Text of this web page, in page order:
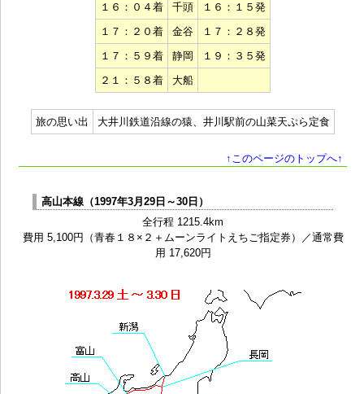
１６：０４着
千頭
１６：１５発
１７：２０着
金谷
１７：２８発
１７：５９着
静岡
１９：３５発
２１：５８着
大船
旅の思い出 大井川鉄道沿線の猿、井川駅前の山菜天ぷら定食
↑このページのトップへ↑
高山本線（1997年3月29日～30日）
全行程 1215.4km
費用 5,100円（青春１８×２＋ムーンライトえちご指定券）／通常費
用 17,620円